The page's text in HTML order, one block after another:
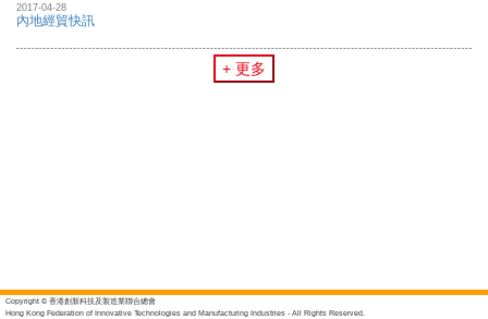
2017-04-28
內地經貿快訊
+ 更多
Copyright © 香港創新科技及製造業聯合總會
Hong Kong Federation of Innovative Technologies and Manufacturing Industries - All Rights Reserved.